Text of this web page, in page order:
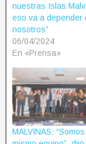
nuestras Islas
eso va a depender
nosotros”
06/04/2024
En «Prensa»
MALVINAS: